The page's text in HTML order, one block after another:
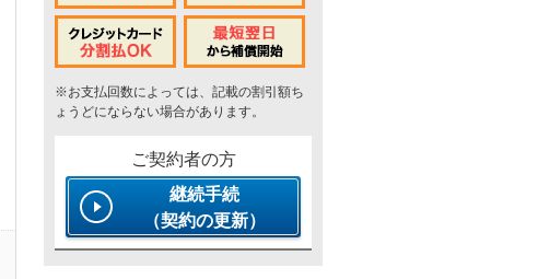
※お支払回数によっては、記載の割引額ち
ょうどにならない場合があります。
ご契約者の方
継続手続
（契約の更新）